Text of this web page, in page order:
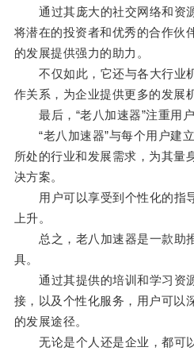
通过其庞大的社交网络和资源
将潜在的投资者和优秀的合作伙
的发展提供强力的助力。
不仅如此，它还与各大行业
作关系，为企业提供更多的发展
最后，“老八加速器”注重用户
“老八加速器”与每个用户建立
所处的行业和发展需求，为其量
决方案。
用户可以享受到个性化的指
上升。
总之，老八加速器是一款助
具。
通过其提供的培训和学习资
接，以及个性化服务，用户可以
的发展途径。
无论是个人还是企业，都可